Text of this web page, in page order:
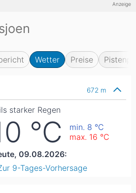
Wetter Preise
672 m
starker Regen
°C min. 8 °C
max. 16 °C
09.08.2026:
9-Tages-Vorhersage
Anzeige